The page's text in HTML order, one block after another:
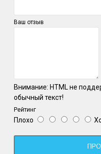
Ваш отзыв
Внимание: HTML не
обычный текст!
Рейтинг
Плохо